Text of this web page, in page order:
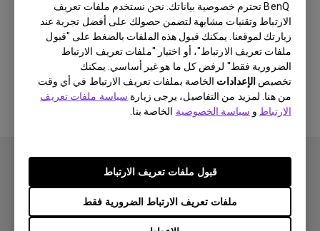
BenQ تحترم خصوصية بياناتك. نحن نستخدم ملفات تعريف
الارتباط وتقنيات مشابهة لتضمن حصولك على أفضل تجربة عند
زيارتك لموقعنا. يمكنك قبول هذه الملفات بالضغط على "قبول
ملفات تعريف الارتباط"، أو اختيار "ملفات تعريف الارتباط
الضرورية فقط" لرفض كل ما هو غير أساسي. يمكنك
تخصيص الإعدادات الخاصة بملفات تعريف الارتباط في أي وقت
من هنا. لمزيد من التفاصيل، يرجى زيارة سياسة ملفات تعريف
الارتباط و سياسة الخصوصية الخاصة بنا.
ملفات تعريف الارتباط الضرورية فقط
قبول ملفات تعريف الارتباط
اللغة:Arabic
حجم الملف:500.13 KB
إصدار:
معاينة